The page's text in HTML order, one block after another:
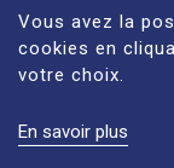
En savoir
MENTIONS
Vous avez la
cookies en
votre choix.
En savoir plus